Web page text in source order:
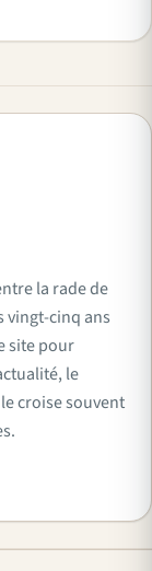
la rade de
vingt-cinq ans
site pour
le
croise souvent